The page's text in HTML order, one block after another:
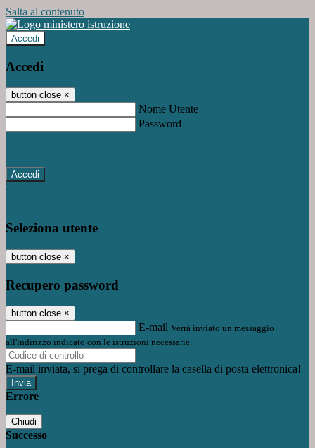
Salta al contenuto
Accedi
Accedi
button close ×
Nome Utente
Password
-
Seleziona utente
button close ×
Recupero password
button close ×
E-mail Verrà inviato un messaggio
all'indirizzo indicato con le istruzioni necessarie.
E-mail inviata, si prega di controllare la casella di posta elettronica!
Errore
Chiudi
Successo